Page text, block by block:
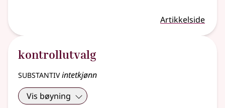
Artikkelside
kontrollutvalg
substantivintetkjønn
Vis bøyning